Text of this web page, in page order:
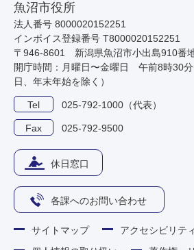
魚沼市役所
法人番号 8000020152251
インボイス登録番号 T8000020152251
〒946-8601 新潟県魚沼市小出島910番
開庁時間：月曜日〜金曜日 午前8時30
日、年末年始を除く）
Tel 025-792-1000（代表）
Fax 025-792-9500
休日窓口
各課へのお問い合わせ
サイトマップ
アクセシビリティ